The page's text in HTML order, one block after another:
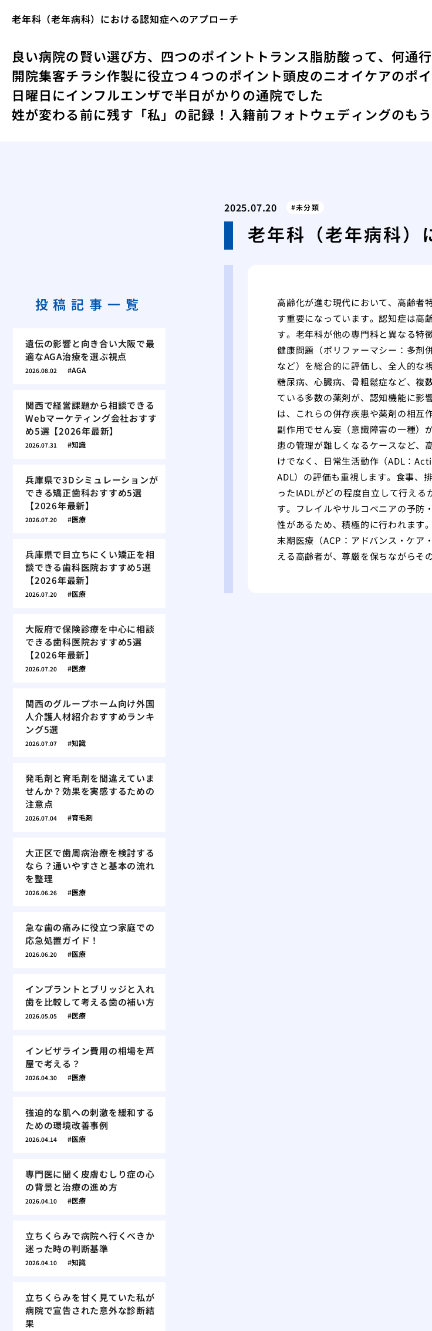
老年科（老年病科）における認知症へのアプローチ
良い病院の賢い選び方、四つのポイント トランス脂肪酸って、何通
開院集客チラシ作製に役立つ４つのポイント頭皮のニオイケアのポ
日曜日にインフルエンザで半日がかりの通院でした
姓が変わる前に残す「私」の記録！入籍前フォトウェディングのも
2025.07.20 未分類
老年科（老年病科）
高齢化が進む現代において、高齢者
す重要になっています。認知症は高
す。老年科が他の専門科と異なる特
健康問題（ポリファーマシー：多剤
など）を総合的に評価し、全人的な
糖尿病、心臓病、骨粗鬆症など、複
ている多数の薬剤が、認知機能に影
は、これらの併存疾患や薬剤の相互
副作用でせん妄（意識障害の一種）
患の管理が難しくなるケースなど、
けでなく、日常生活動作（ADL：
ADL）の評価も重視します。食事、
ったIADLがどの程度自立して行え
す。フレイルやサルコペニアの予防
性があるため、積極的に行われます
末期医療（ACP：アドバンス・ケア
える高齢者が、尊厳を保ちながらそ
投稿記事一覧
遺伝の影響と向き合い大阪で最
適なAGA治療を選ぶ視点
2026.08.02 AGA
関西で経営課題から相談できる
Webマーケティング会社おすす
め5選【2026年最新】
2026.07.31 知識
兵庫県で3Dシミュレーションが
できる矯正歯科おすすめ5選
【2026年最新】
2026.07.20 医療
兵庫県で目立ちにくい矯正を相
談できる歯科医院おすすめ5選
【2026年最新】
2026.07.20 医療
大阪府で保険診療を中心に相談
できる歯科医院おすすめ5選
【2026年最新】
2026.07.20 医療
関西のグループホーム向け外国
人介護人材紹介おすすめランキ
ング5選
2026.07.07 知識
発毛剤と育毛剤を間違えていま
せんか？効果を実感するための
注意点
2026.07.04 育毛剤
大正区で歯周病治療を検討する
なら？通いやすさと基本の流れ
を整理
2026.06.26 医療
急な歯の痛みに役立つ家庭での
応急処置ガイド！
2026.06.20 医療
インプラントとブリッジと入れ
歯を比較して考える歯の補い方
2026.05.05 医療
インビザライン費用の相場を芦
屋で考える？
2026.04.30 医療
強迫的な肌への刺激を緩和する
ための環境改善事例
2026.04.14 医療
専門医に聞く皮膚むしり症の心
の背景と治療の進め方
2026.04.10 医療
立ちくらみで病院へ行くべきか
迷った時の判断基準
2026.04.10 知識
立ちくらみを甘く見ていた私が
病院で宣告された意外な診断結
果